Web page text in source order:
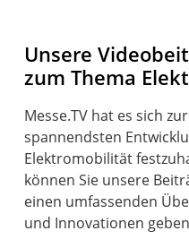
Unsere
zum Thema
Messe.TV hat es sich
spannendsten
Elektromobilität
können Sie unsere
einen umfassenden